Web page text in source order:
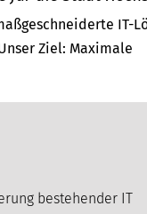
IT-
Ziel: Maximale
bestehender IT